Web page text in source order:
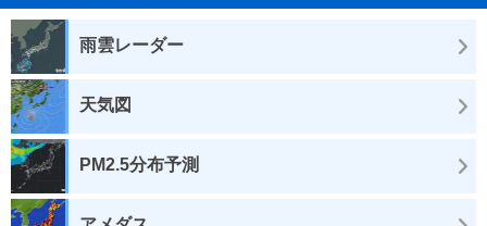
雨雲レーダー
天気図
PM2.5分布予測